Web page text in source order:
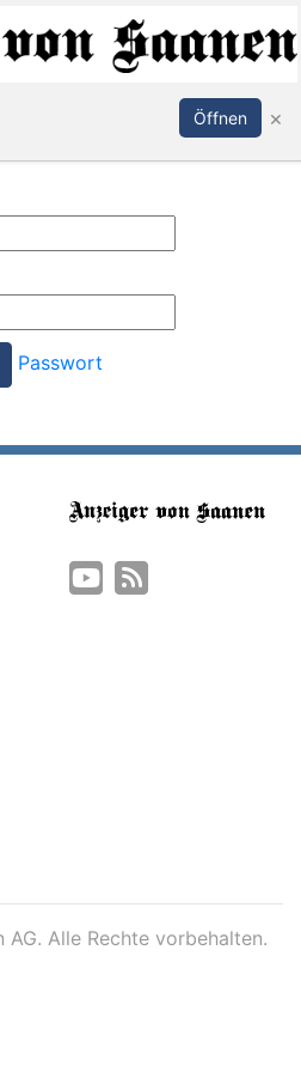
Anmelden
Passwort
Alle Rechte vorbehalten.
Öffnen ×